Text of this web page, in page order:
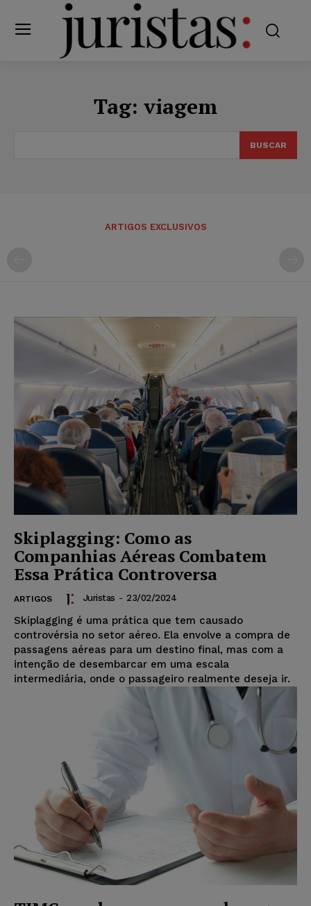
Tag: viagem
BUSCAR
ARTIGOS EXCLUSIVOS
Skiplagging: Como as
Companhias Aéreas Combatem
Essa Prática Controversa
ARTIGOS Juristas - 23/02/2024
Skiplagging é uma prática que tem causado
controvérsia no setor aéreo. Ela envolve a compra de
passagens aéreas para um destino final, mas com a
intenção de desembarcar em uma escala
intermediária, onde o passageiro realmente deseja ir.